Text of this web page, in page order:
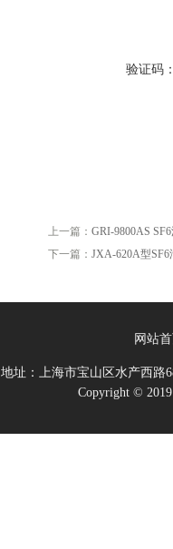
验证码
上一篇： GRI-9800AS
下一篇： JXA-620A型
网站
地址：上海市宝山区水产西路
Copyright ©